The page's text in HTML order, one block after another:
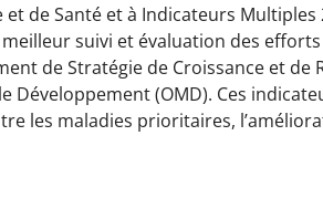
de Santé et à Indicateurs Multiples
suivi et évaluation des
de Stratégie de Croissance et de
Développement (OMD). Ces
les maladies prioritaires,